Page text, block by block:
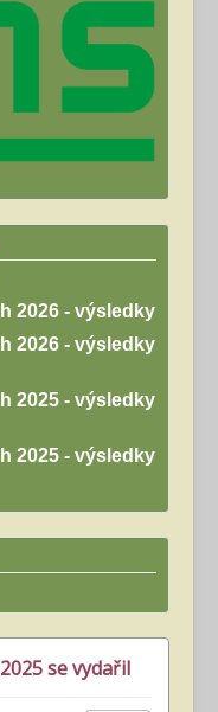
2026 - výsledky
2026 - výsledky
2025 - výsledky
2025 - výsledky
se vydařil